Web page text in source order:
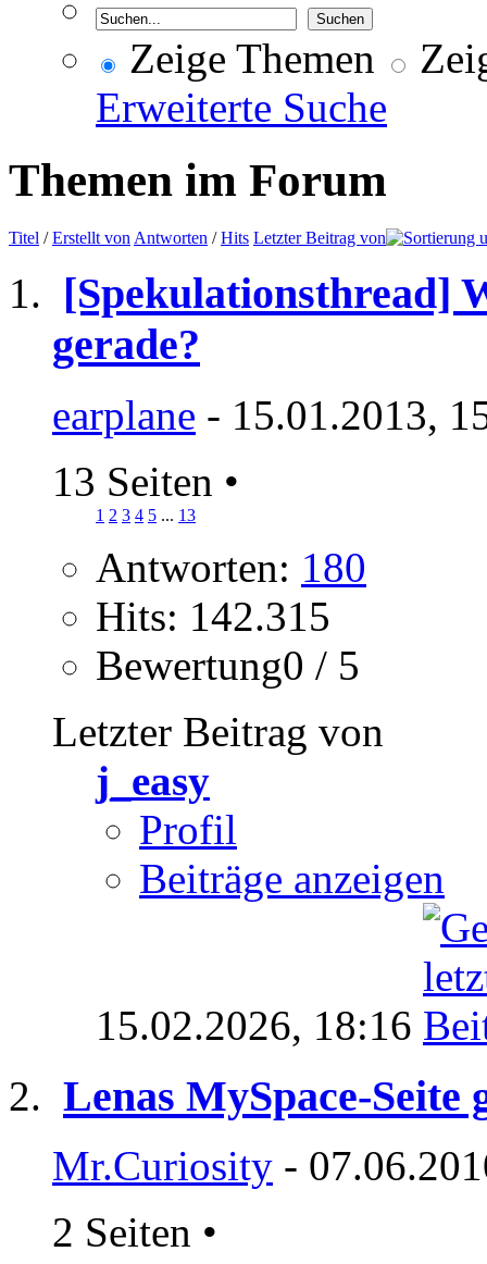
Zeige Themen
Erweiterte Suche
Themen im Forum
Titel /Erstellt von Antworten /Hits Letzter Beitrag von
[Spekulationsthread]
gerade?
earplane - 15.01.2013,
13 Seiten •
1 2 3 4 5 ... 13
Antworten: 180
Hits: 142.315
Bewertung0 / 5
Letzter Beitrag von
j_easy
Profil
Beiträge anzeigen
15.02.2026, 18:16
Lenas MySpace-Seite
Mr.Curiosity -
2 Seiten •